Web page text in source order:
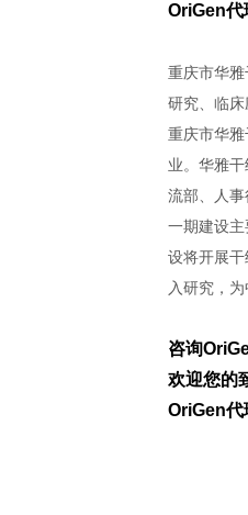
OriGen代
重庆市华
研究、临
重庆市华
业。华雅
流部、人
一期建设
设将开展
入研究，
咨询
欢迎您
OriGen代